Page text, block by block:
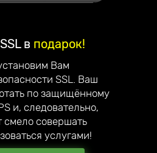
в подарок!
Вам
SSL. Ваш
по защищённому
и, следовательно,
смело совершать
услугами!